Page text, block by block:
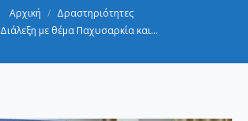
Αρχική
Δραστηριότητες
Διάλεξη με θέμα Παχυσαρκία και…